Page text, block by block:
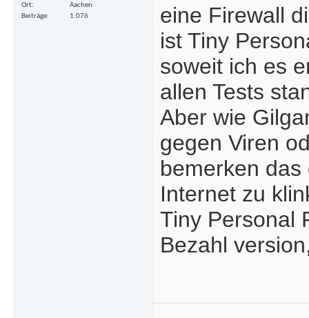
Ort
Aachen
Beiträge
1.076
eine Firewall
ist Tiny
soweit ich es
allen Tests
Aber wie
gegen Viren
bemerken
Internet zu
Tiny Personal
Bezahl